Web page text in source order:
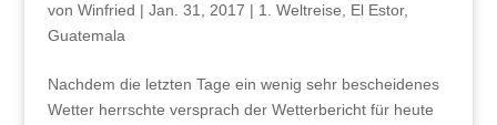
von Winfried | Jan. 31, 2017 | 1. Weltreise El Estor,
Guatemala
Nachdem die letzten Tage ein wenig sehr bescheidenes
Wetter herrschte versprach der Wetterbericht für heute